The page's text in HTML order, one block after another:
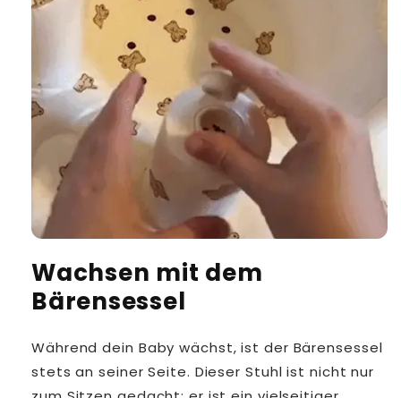
Wachsen mit dem
Bärensessel
Während dein Baby wächst, ist der Bärensessel
stets an seiner Seite. Dieser Stuhl ist nicht nur